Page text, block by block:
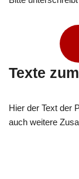
Texte
Hier der Text der
auch weitere